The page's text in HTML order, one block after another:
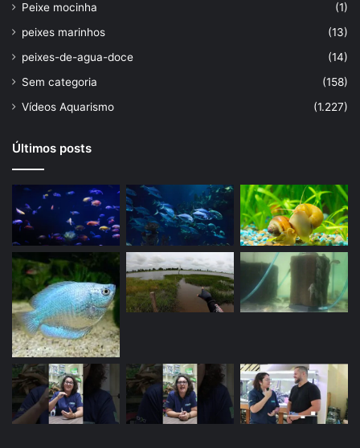
Peixe mocinha
(1)
peixes marinhos
(13)
peixes-de-agua-doce
(14)
Sem categoria
(158)
Vídeos Aquarismo
(1.227)
Últimos posts